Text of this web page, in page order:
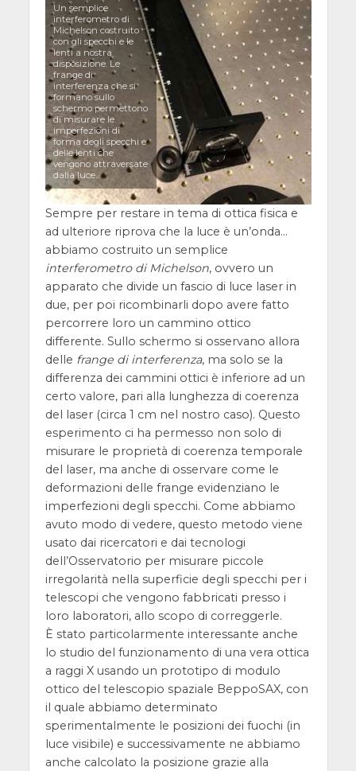
Un semplice
interferometro di
Michelson costruito
con gli specchi e le
lenti a nostra
disposizione. Le
frange di
interferenza che si
formano sullo
schermo permettono
di misurare le
imperfezioni di
forma degli specchi e
delle lenti che
vengono attraversate
dalla luce.
Sempre per restare in tema di ottica fisica e
ad ulteriore riprova che la luce è un’onda…
abbiamo costruito un semplice
interferometro di Michelson, ovvero un
apparato che divide un fascio di luce laser in
due, per poi ricombinarli dopo avere fatto
percorrere loro un cammino ottico
differente. Sullo schermo si osservano allora
delle frange di interferenza, ma solo se la
differenza dei cammini ottici è inferiore ad un
certo valore, pari alla lunghezza di coerenza
del laser (circa 1 cm nel nostro caso). Questo
esperimento ci ha permesso non solo di
misurare le proprietà di coerenza temporale
del laser, ma anche di osservare come le
deformazioni delle frange evidenziano le
imperfezioni degli specchi. Come abbiamo
avuto modo di vedere, questo metodo viene
usato dai ricercatori e dai tecnologi
dell’Osservatorio per misurare piccole
irregolarità nella superficie degli specchi per i
telescopi che vengono fabbricati presso i
loro laboratori, allo scopo di correggerle.
È stato particolarmente interessante anche
lo studio del funzionamento di una vera ottica
a raggi X usando un prototipo di modulo
ottico del telescopio spaziale BeppoSAX, con
il quale abbiamo determinato
sperimentalmente le posizioni dei fuochi (in
luce visibile) e successivamente ne abbiamo
anche calcolato la posizione grazie alla